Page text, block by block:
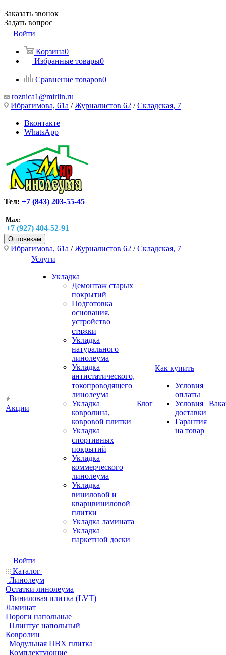
Заказать звонок
Задать вопрос
Войти
Корзина0
Избранные товары0
Сравнение товаров0
roznica1@mirlin.ru
Ибрагимова, 61а /Журналистов 62 /Складская, 7
Вконтакте
WhatsApp
Тел: +7 (843) 203-55-45
Max:
+7 (927) 404-52-91
Оптовикам
Ибрагимова, 61а /Журналистов 62 /Складская, 7
Акции
Услуги
Укладка
Демонтаж старых
покрытий
Подготовка
основания,
устройство
стяжки
Укладка
натурального
линолеума
Укладка
антистатического,
токопроводящего
линолеума
Укладка
ковролина,
ковровой плитки
Укладка
спортивных
покрытий
Укладка
коммерческого
линолеума
Укладка
виниловой и
кварцвиниловой
плитки
Укладка ламината
Укладка
паркетной доски
Блог
Как купить
Условия
оплаты
Условия
доставки
Гарантия
на товар
Войти
Каталог
Линолеум
Остатки линолеума
Виниловая плитка (LVT)
Ламинат
Пороги напольные
Плинтус напольный
Ковролин
Модульная ПВХ плитка
Комплектующие